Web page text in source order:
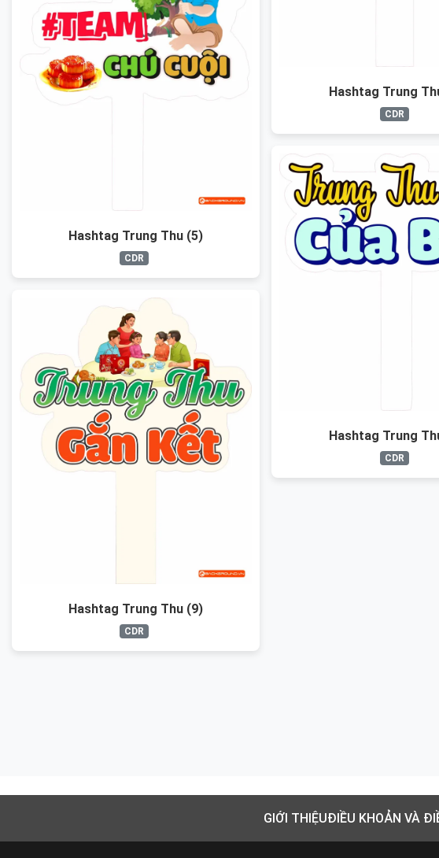
Hashtag Trung
CDR
Hashtag Trung Thu (5)
CDR
Hashtag Trung
CDR
Hashtag Trung Thu (9)
CDR
GIỚI THIỆUĐIỀU KHOẢN VÀ